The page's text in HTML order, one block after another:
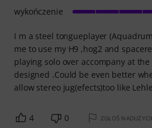
I m a steel tongueplayer
me to use my H9 ,hog2 and
playing solo over accompany at
designed .Could be even better
allow stereo jug(efects)too like
wykończenie
4 0 ZGŁOŚ